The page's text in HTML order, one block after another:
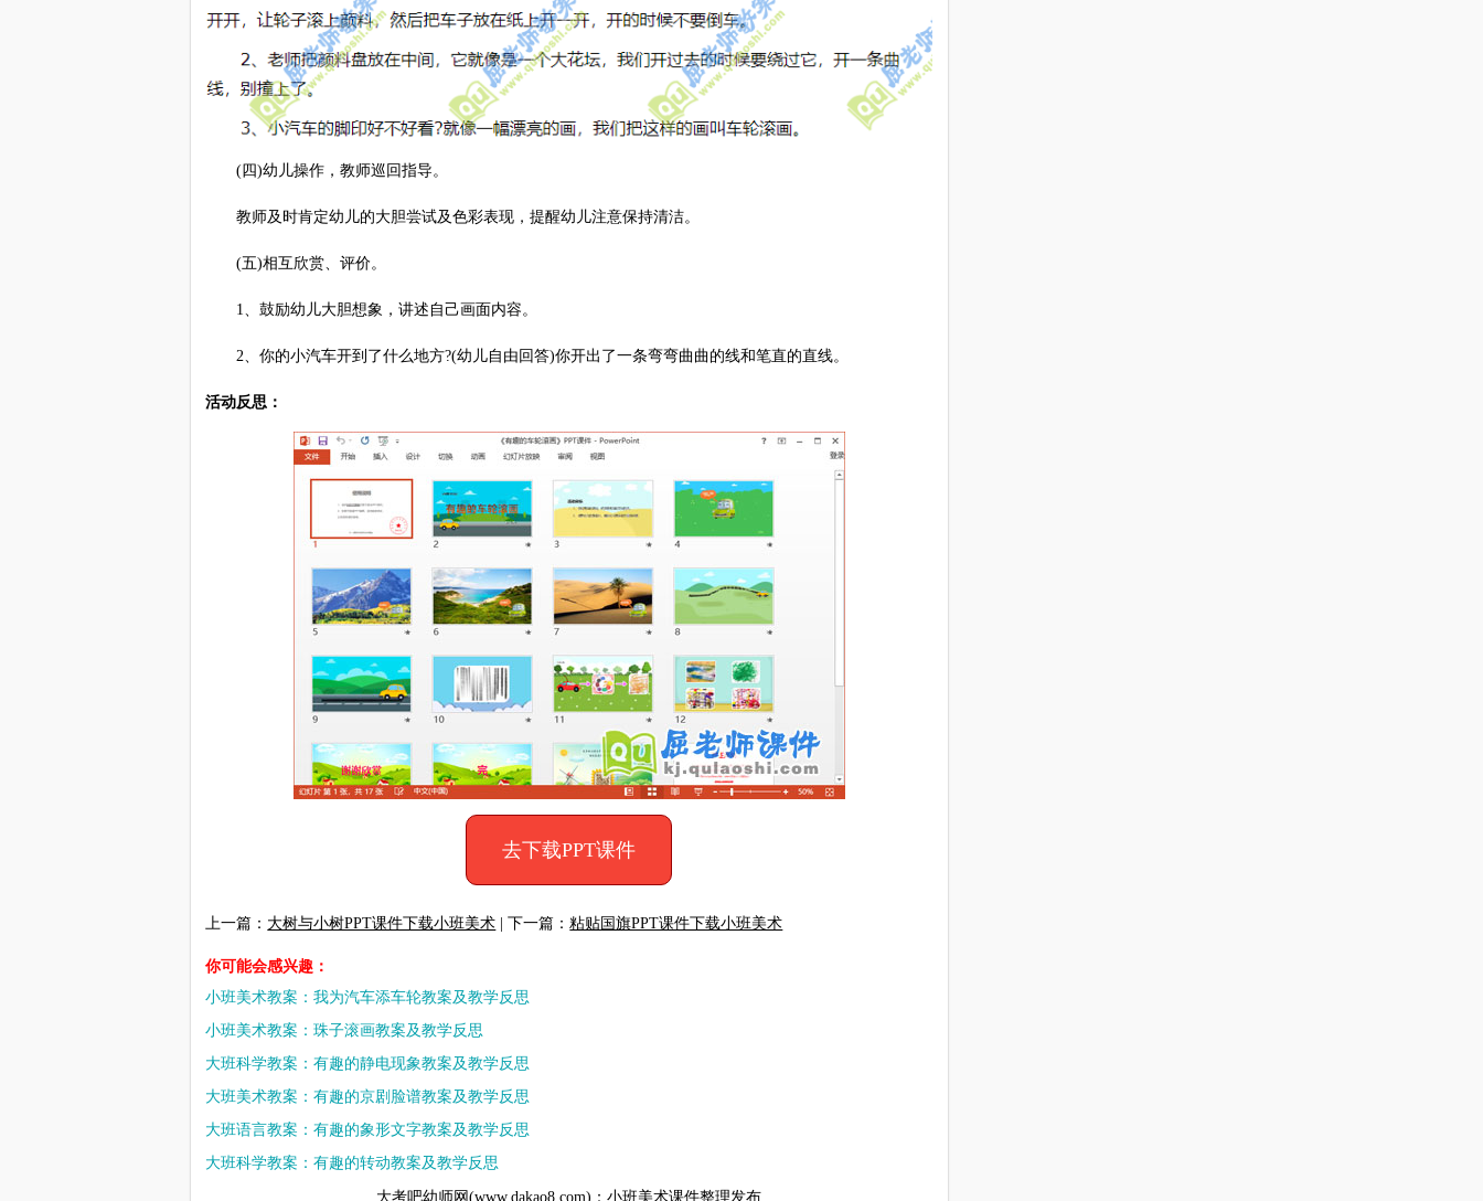
(四)幼儿操作，教师巡回指导。
教师及时肯定幼儿的大胆尝试及色彩表现，提醒幼儿注意保持清洁。
(五)相互欣赏、评价。
1、鼓励幼儿大胆想象，讲述自己画面内容。
2、你的小汽车开到了什么地方?(幼儿自由回答)你开出了一条弯弯曲曲的线和笔直的直线。
活动反思：
去下载PPT课件
上一篇： 大树与小树PPT课件下载小班美术 | 下一篇：粘贴国旗PPT课件下载小班美术
你可能会感兴趣：
小班美术教案：我为汽车添车轮教案及教学反思
小班美术教案：珠子滚画教案及教学反思
大班科学教案：有趣的静电现象教案及教学反思
大班美术教案：有趣的京剧脸谱教案及教学反思
大班语言教案：有趣的象形文字教案及教学反思
大班科学教案：有趣的转动教案及教学反思
大考吧幼师网(www.dakao8.com) ：小班美术课件整理发布